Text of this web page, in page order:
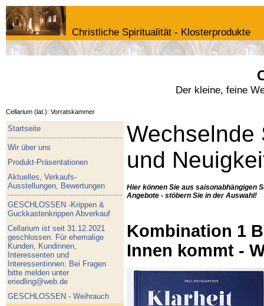
Christliche Spiritualität - Klosterprodukte
Der kleine, feine
Cellarium (lat.): Vorratskammer
Startseite
Wir über uns
Produkt-Präsentationen
Aktuelles, Verkaufs-
Ausstellungen, Bewertungen
GESCHLOSSEN -Krippen &
Guckkastenkrippen Abverkauf
Cellarium ist seit 31.12.2021
geschlossen. Für ehemalige
Kunden, Kundinnen,
Interessenten und
Interessentinnen: Bei Fragen
bitte melden unter
eriedling@web.de
GESCHLOSSEN - Weihrauch
Wechselnde
und
Hier können Sie aus saisonabhängigen
Angebote - stöbern Sie in der Auswahl!
Kombination 1
Innen kommt -